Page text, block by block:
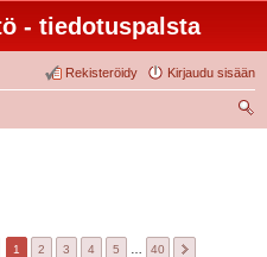
- tiedotuspalsta
Kirjaudu sisään
Rekisteröidy
1 2 3 4 5 40